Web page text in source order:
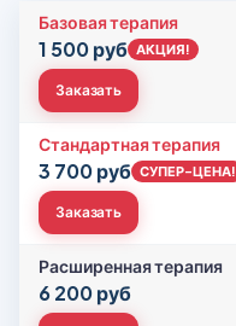
Базовая терапия
1 500 руб АКЦИЯ!
Заказать
Стандартная терапия
3 700 руб СУПЕР-ЦЕНА!
Заказать
Расширенная терапия
6 200 руб